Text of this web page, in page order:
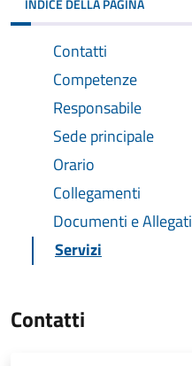
INDICE DELLA PAGINA
Contatti
Competenze
Responsabile
Sede principale
Orario
Collegamenti
Documenti e Allegati
Servizi
Contatti